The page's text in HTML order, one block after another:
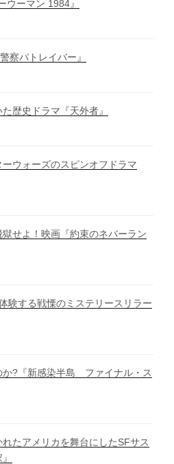
ウーマン 1984』
察パトレイバー』
歴史ドラマ『天外者』
ウォーズのスピンオフドラマ
せよ！映画『約束のネバーラン
験する戦慄のミステリースリラー
か?『新感染半島 ファイナル・ス
たアメリカを舞台にしたSFサス